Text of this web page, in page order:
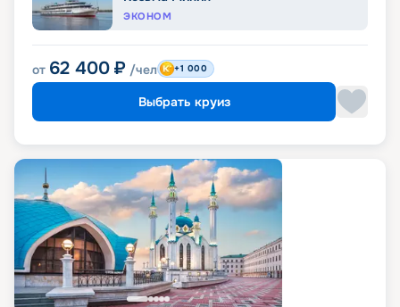
ЭКОНОМ
от 62 400 ₽ /чел +1 000
Выбрать круиз